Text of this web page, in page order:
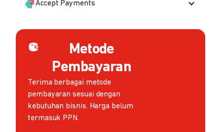
Accept Payments
Metode
Pembayaran
Terima berbagai metode
pembayaran sesuai dengan
kebutuhan bisnis. Harga belum
termasuk PPN.